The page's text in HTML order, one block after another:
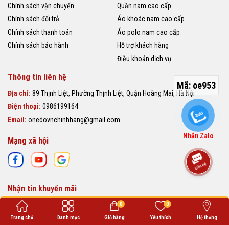
Mã: oe953
Chính sách vận chuyển
Chính sách đổi trả
Chính sách thanh toán
Chính sách bảo hành
Quần nam cao cấp
Áo khoác nam cao cấp
Áo polo nam cao cấp
Hỗ trợ khách hàng
Điều khoản dịch vụ
Thông tin liên hệ
Địa chỉ: 89 Thịnh Liệt, Phường Thịnh Liệt, Quận Hoàng Mai, Hà Nội
Điện thoại: 0986199164
Email: onedovnchinhhang@gmail.com
Mạng xã hội
Nhận tin khuyến mãi
ĐĂNG KÝ
Trang chủ Danh mục Giỏ hàng
0
Yêu thích
0
Hệ thống
Nhắn Zalo